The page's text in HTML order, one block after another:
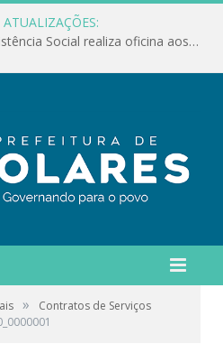
Conselho Municipal de Assistência Social realiza oficina aos servidores
»
Contratos de Serviços